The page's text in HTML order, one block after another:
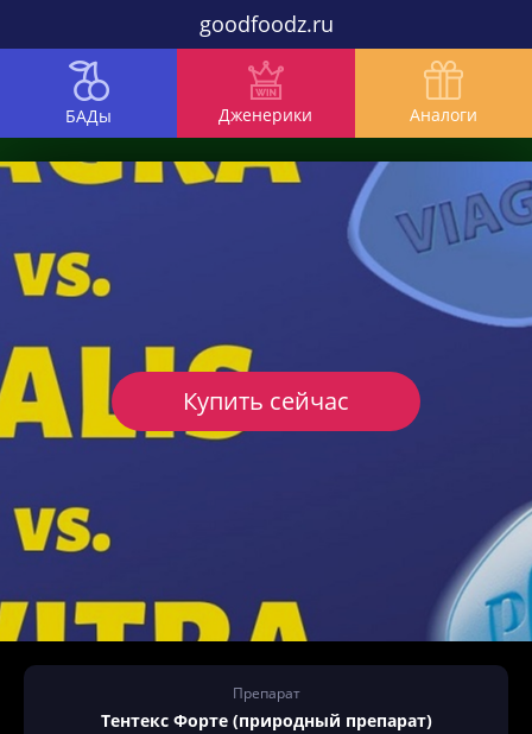
goodfoodz.ru
БАДы Дженерики Аналоги
Препарат
Тентекс Форте (природный препарат)
Купить сейчас